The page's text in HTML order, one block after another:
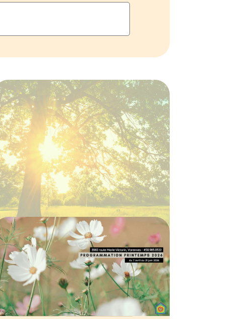
Détails de la
programmation été
2026
02 JUIN 2026
CALENDRIER PROGRAMMATION
Calendrier de la
programmation du
printemps 2026
19 MARS 2026
CALENDRIER PROGRAMMATION